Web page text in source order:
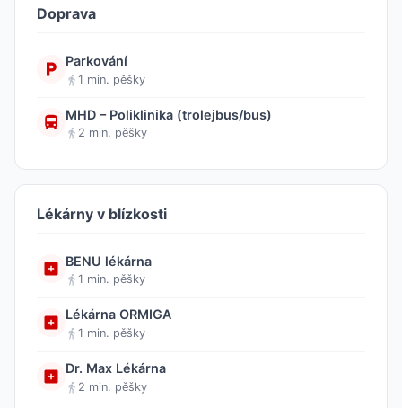
Doprava
Parkování
1 min. pěšky
MHD – Poliklinika (trolejbus/bus)
2 min. pěšky
Lékárny v blízkosti
BENU lékárna
1 min. pěšky
Lékárna ORMIGA
1 min. pěšky
Dr. Max Lékárna
2 min. pěšky